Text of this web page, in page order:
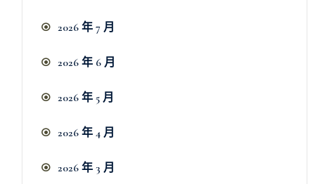
2026 年 7 月
2026 年 6 月
2026 年 5 月
2026 年 4 月
2026 年 3 月